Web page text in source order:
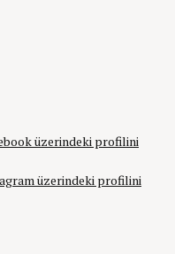
üzerindeki profilini
üzerindeki profilini